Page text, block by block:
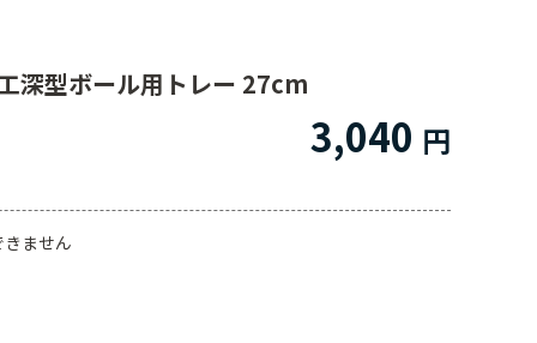
深型ボール用トレー 27cm
3,040
ません